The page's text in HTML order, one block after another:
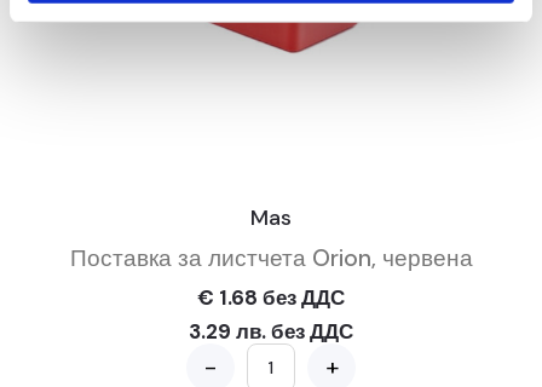
Mas
Поставка за листчета Orion, червена
€ 1.68 без ДДС
3.29 лв. без ДДС
- +